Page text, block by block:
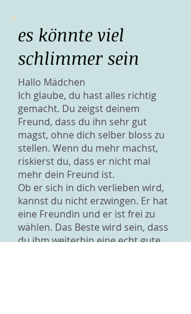
es könnte viel
schlimmer sein
Hallo Mädchen
Ich glaube, du hast alles richtig
gemacht. Du zeigst deinem
Freund, dass du ihn sehr gut
magst, ohne dich selber bloss zu
stellen. Wenn du mehr machst,
riskierst du, dass er nicht mal
mehr dein Freund ist.
Ob er sich in dich verlieben wird,
kannst du nicht erzwingen. Er hat
eine Freundin und er ist frei zu
wählen. Das Beste wird sein, dass
du ihm weiterhin eine echt gute